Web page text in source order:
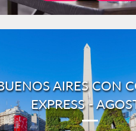
AIRES CON
EXPRESS -